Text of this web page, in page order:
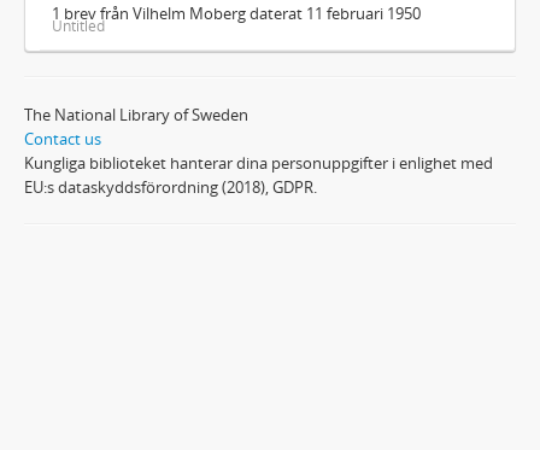
1 brev från Vilhelm Moberg daterat 11 februari 1950
Untitled
The National Library of Sweden
Contact us
Kungliga biblioteket hanterar dina personuppgifter i enlighet med
EU:s dataskyddsförordning (2018), GDPR.